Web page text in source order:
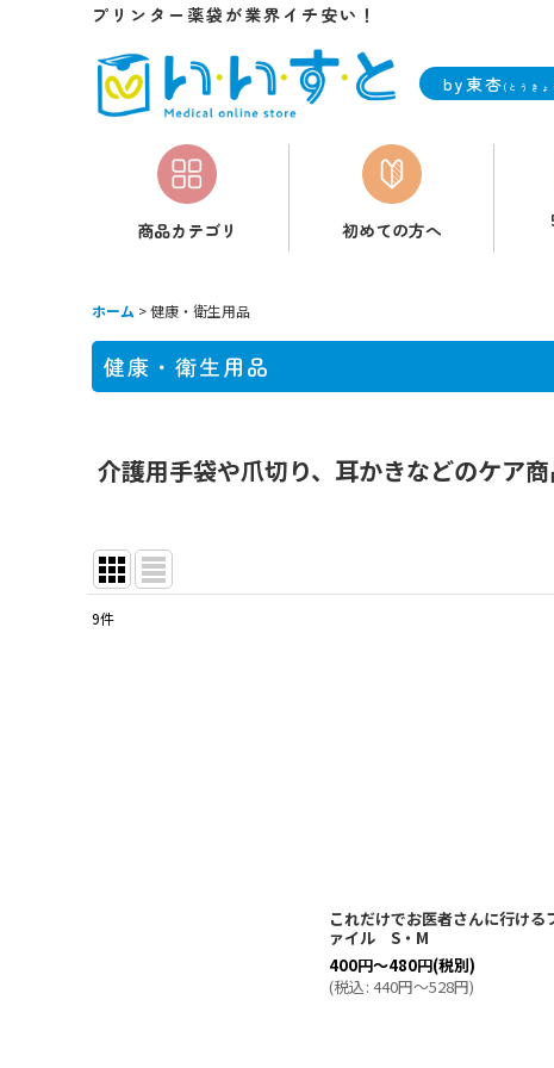
プリンター薬袋が業界イチ安い！
by東杏 (とうきょ
商品カテゴリ 初めての方へ
ホーム >健康・衛生用品
健康・衛生用品
介護用手袋や爪切り、耳かきなどのケア
9件
これだけでお医者さんに行ける
ァイル S・M
400円～480円(税別)
(税込: 440円～528円)